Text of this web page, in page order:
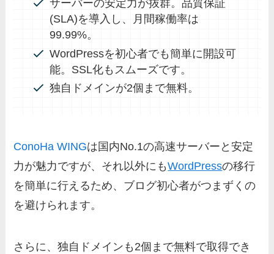
サーバーの安定力が抜群。品質保証
(SLA)を導入し、月間稼働率は
99.99%。
WordPressを初心者でも簡単に開設可
能。SSL化もスムーズです。
独自ドメインが2個まで無料。
ConoHa WINGは国内No.1の高速サーバーと安定
力が魅力ですが、それ以外にもWordPressの移行
を簡単に行えるため、ブログ初心者がつまずくの
を避けられます。
さらに、独自ドメインも2個まで無料で取得でき